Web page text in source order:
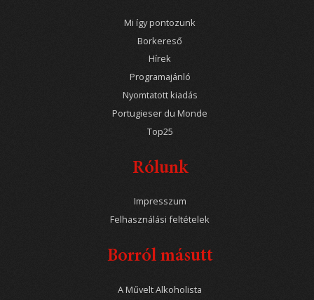
Mi így pontozunk
Borkereső
Hírek
Programajánló
Nyomtatott kiadás
Portugieser du Monde
Top25
Rólunk
Impresszum
Felhasználási feltételek
Borról másutt
A Művelt Alkoholista